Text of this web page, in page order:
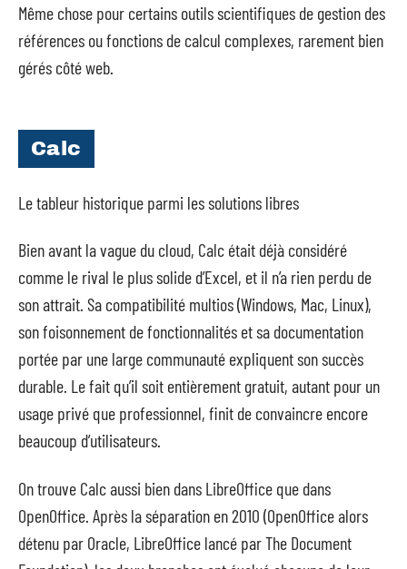
Même chose pour certains outils scientifiques de gestion des
références ou fonctions de calcul complexes, rarement bien
gérés côté web.
Calc
Le tableur historique parmi les solutions libres
Bien avant la vague du cloud, Calc était déjà considéré
comme le rival le plus solide d’Excel, et il n’a rien perdu de
son attrait. Sa compatibilité multios (Windows, Mac, Linux),
son foisonnement de fonctionnalités et sa documentation
portée par une large communauté expliquent son succès
durable. Le fait qu’il soit entièrement gratuit, autant pour un
usage privé que professionnel, finit de convaincre encore
beaucoup d’utilisateurs.
On trouve Calc aussi bien dans LibreOffice que dans
OpenOffice. Après la séparation en 2010 (OpenOffice alors
détenu par Oracle, LibreOffice lancé par The Document